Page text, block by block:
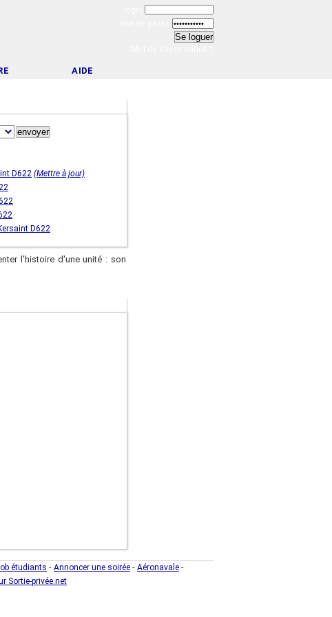
AIDE
D622 (Mettre à jour)
D622
l'histoire d'une unité : son
étudiants - Annoncer une soirée - Aéronavale -
Sortie-privée.net